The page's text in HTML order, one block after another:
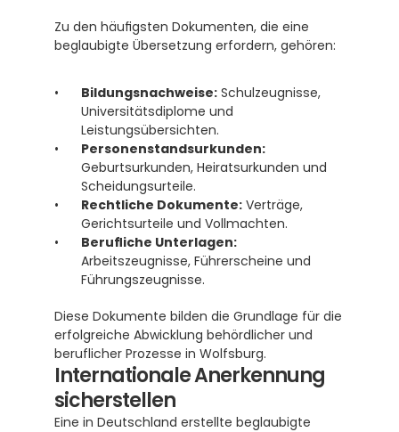
Zu den häufigsten Dokumenten, die eine
beglaubigte Übersetzung erfordern, gehören:
Bildungsnachweise: Schulzeugnisse,
Universitätsdiplome und
Leistungsübersichten.
Personenstandsurkunden:
Geburtsurkunden, Heiratsurkunden und
Scheidungsurteile.
Rechtliche Dokumente: Verträge,
Gerichtsurteile und Vollmachten.
Berufliche Unterlagen:
Arbeitszeugnisse, Führerscheine und
Führungszeugnisse.
Diese Dokumente bilden die Grundlage für die
erfolgreiche Abwicklung behördlicher und
beruflicher Prozesse in Wolfsburg.
Internationale Anerkennung
sicherstellen
Eine in Deutschland erstellte beglaubigte